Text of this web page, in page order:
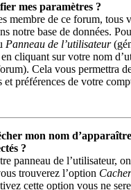
mes paramètres ?
membre de ce forum, tous
notre base de données.
Panneau de l’utilisateur
cliquant sur votre nom
Cela vous permettra
et préférences de votre
mon nom
?
panneau de l’utilisateur,
trouverez l’option
cette option vous ne